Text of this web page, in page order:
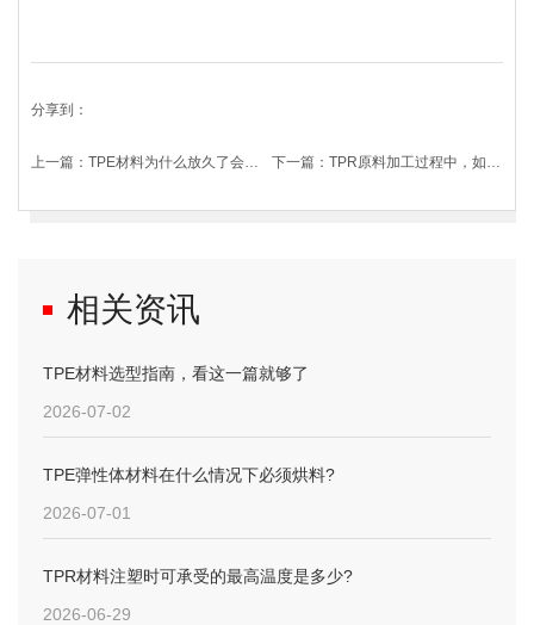
分享到：
上一篇：TPE材料为什么放久了会变硬? 下一篇： TPR原料加工过程中，如何提高表面质量?
相关资讯
TPE材料选型指南，看这一篇就够了
2026-07-02
TPE弹性体材料在什么情况下必须烘料?
2026-07-01
TPR材料注塑时可承受的最高温度是多少?
2026-06-29